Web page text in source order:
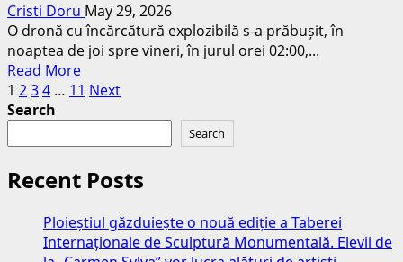
ani
Un
autoturism
a
ajuns
într-
un
după
impact
Cristi Doru May 29, 2026
O dronă cu încărcătură explozibilă s-a prăbușit, în
noaptea de joi spre vineri, în jurul orei 02:00,...
Read MoreRead
more
dronă
rusească
a
peste
un
Posts
pagination
1 234 … 11 Next
Search
Search
Recent Posts
Ploieștiul găzduiește o nouă ediție a Taberei
Internaționale de Sculptură Monumentală. Elevii de